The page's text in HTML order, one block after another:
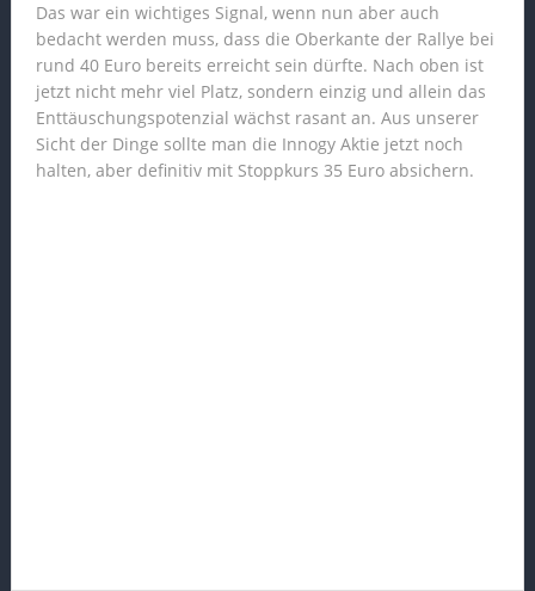
Das war ein wichtiges Signal, wenn nun aber auch
bedacht werden muss, dass die Oberkante der Rallye bei
rund 40 Euro bereits erreicht sein dürfte. Nach oben ist
jetzt nicht mehr viel Platz, sondern einzig und allein das
Enttäuschungspotenzial wächst rasant an. Aus unserer
Sicht der Dinge sollte man die Innogy Aktie jetzt noch
halten, aber definitiv mit Stoppkurs 35 Euro absichern.